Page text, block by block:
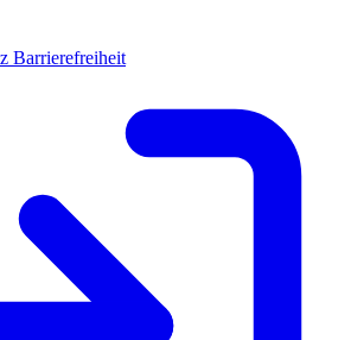
Barrierefreiheit